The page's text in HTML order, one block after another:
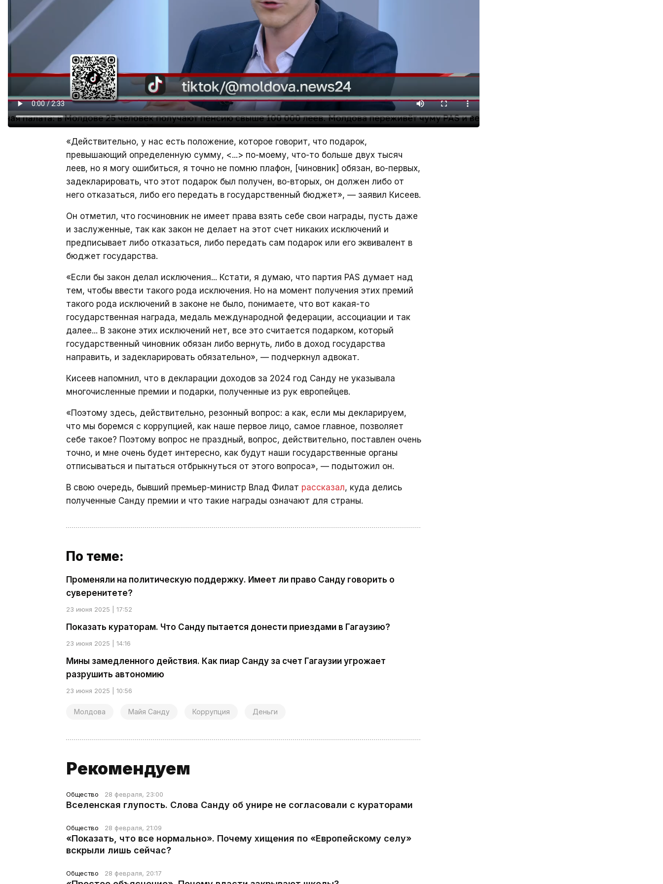
«Действительно, у нас есть положение, которое говорит, что подарок,
превышающий определенную сумму, <...> по-моему, что-то больше двух тысяч
леев, но я могу ошибиться, я точно не помню плафон, [чиновник] обязан, во-первых,
задекларировать, что этот подарок был получен, во-вторых, он должен либо от
него отказаться, либо его передать в государственный бюджет», — заявил Кисеев.
Он отметил, что госчиновник не имеет права взять себе свои награды, пусть даже
и заслуженные, так как закон не делает на этот счет никаких исключений и
предписывает либо отказаться, либо передать сам подарок или его эквивалент в
бюджет государства.
«Если бы закон делал исключения... Кстати, я думаю, что партия PAS думает над
тем, чтобы ввести такого рода исключения. Но на момент получения этих премий
такого рода исключений в законе не было, понимаете, что вот какая-то
государственная награда, медаль международной федерации, ассоциации и так
далее... В законе этих исключений нет, все это считается подарком, который
государственный чиновник обязан либо вернуть, либо в доход государства
направить, и задекларировать обязательно», — подчеркнул адвокат.
Кисеев напомнил, что в декларации доходов за 2024 год Санду не указывала
многочисленные премии и подарки, полученные из рук европейцев.
«Поэтому здесь, действительно, резонный вопрос: а как, если мы декларируем,
что мы боремся с коррупцией, как наше первое лицо, самое главное, позволяет
себе такое? Поэтому вопрос не праздный, вопрос, действительно, поставлен очень
точно, и мне очень будет интересно, как будут наши государственные органы
отписываться и пытаться отбрыкнуться от этого вопроса», — подытожил он.
В свою очередь, бывший премьер-министр Влад Филат рассказал, куда делись
полученные Санду премии и что такие награды означают для страны.
По теме:
Променяли на политическую поддержку. Имеет ли право Санду говорить о
суверенитете?
23 июня 2025 | 17:52
Показать кураторам. Что Санду пытается донести приездами в Гагаузию?
23 июня 2025 | 14:16
Мины замедленного действия. Как пиар Санду за счет Гагаузии угрожает
разрушить автономию
23 июня 2025 | 10:56
Молдова Майя Санду Коррупция Деньги
Рекомендуем
Общество 28 февраля, 23:00
Вселенская глупость. Слова Санду об унире не согласовали с кураторами
Общество 28 февраля, 21:09
«Показать, что все нормально». Почему хищения по «Европейскому селу»
вскрыли лишь сейчас?
Общество 28 февраля, 20:17